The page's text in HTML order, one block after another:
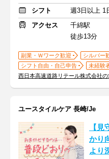
シフト
週3日以上 1
アクセス
千綿駅
徒歩13分
副業・Ｗワーク歓迎
シルバー
シフト自由・自己申告
未経験
西日本高速道路リテール株式会社
ユースタイルケア 長崎/Je
【
かり
より